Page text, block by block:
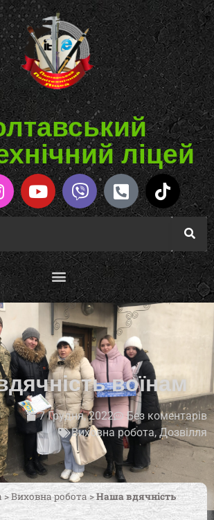
ліцей
воїнам
7 Грудня, 2022
Без коментарів
Виховна робота, Дозвілля
>Виховна робота>Наша вдячність